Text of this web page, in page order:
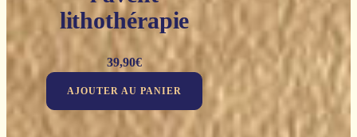
lithothérapie
39,90€
AJOUTER AU PANIER